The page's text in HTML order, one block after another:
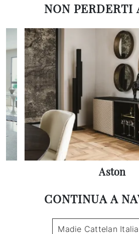
NON PERDERTI
Aston
CONTINUA A
Madie Cattelan